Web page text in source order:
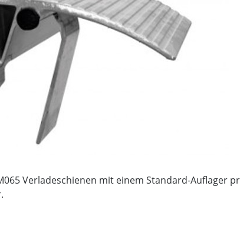
Verladeschienen mit einem Standard-Auflager